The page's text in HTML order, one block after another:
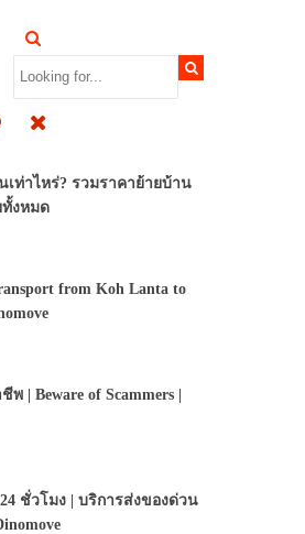
เท่าไหร่? รวมราคาย้ายบ้าน
งหมด
from Koh Lanta to
| Beware of Scammers |
ชั่วโมง | บริการส่งของด่วน